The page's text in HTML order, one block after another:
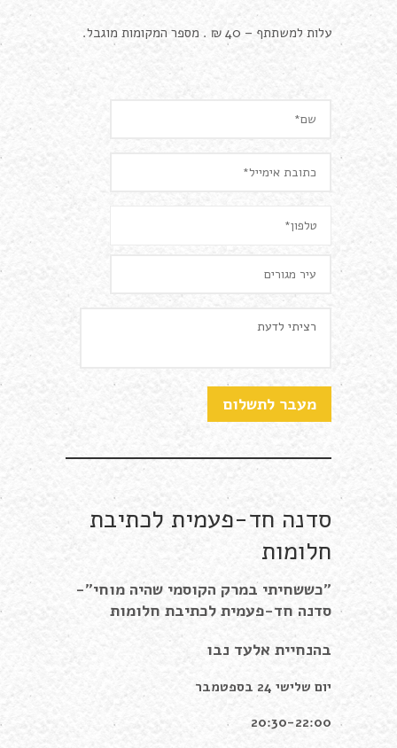
עלות למשתתף – 40 ₪ . מספר המקומות מוגבל.
סדנה חד-פעמית לכתיבת
חלומות
"כששחיתי במרק הקוסמי שהיה מוחי"-
סדנה חד-פעמית לכתיבת חלומות
בהנחיית אלעד נבו
יום שלישי 24 בספטמבר
20:30-22:00